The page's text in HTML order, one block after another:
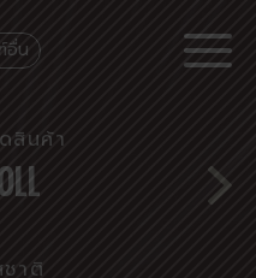
อื่น
สินค้า
ชาติ